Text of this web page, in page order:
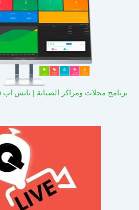
برنامج محلات ومراكز الصيانة | تاتش اب TouchUp